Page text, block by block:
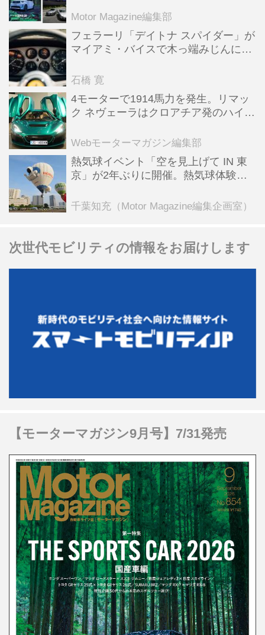
Motor Magazine編集部
フェラーリ「デイトナ スパイダー」が
マイアミ・バイスで木っ端みじんにな
石橋 寛
4モーターで1914馬力を発生。リマッ
ク ネヴェーラはクロアチア発のハイパ
全版／115】
Webモーターマガジン編集部
熱気球イベント「空を見上げて IN 東
京」が2年ぶりに開催。熱気球体験搭
ンテンツも
千葉知充（Motor Magazine編集企画室）
次世代モビリティの情報をお届けします
【モーターマガジン9月号】7/31発売